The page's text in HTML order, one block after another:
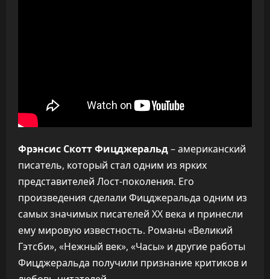
Фрэнсис Скотт Фицджеральд– американский
писатель, который стал одним из ярких
представителей Лост-поколения. Его
произведения сделали Фицджеральда одним из
самых значимых писателей XX века и принесли
ему мировую известность. Романы «Великий
Гэтсби», «Нежный век», «Часы» и другие работы
Фицджеральда получили признание критиков и